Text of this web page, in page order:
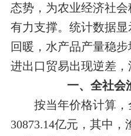
态势 ，为农业经济社
有力支撑。 统计数据
回暖，水产品产量稳步
进出口贸易出现逆差，
一、全社会
按当年价格计算
30873.14亿元，其中 ，